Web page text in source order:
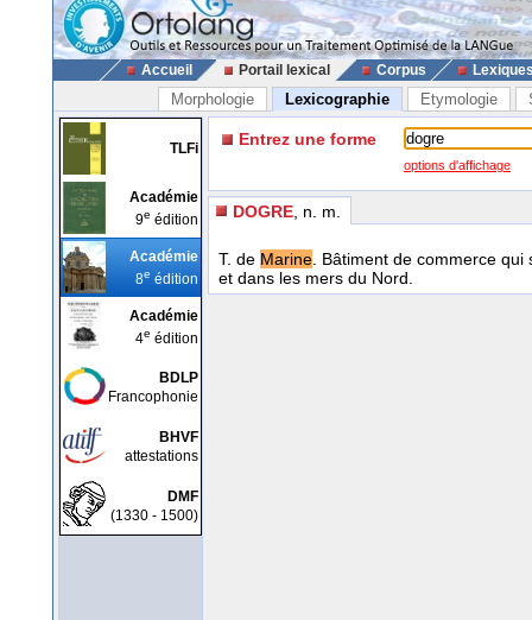
Accueil Portail lexical Corpus
Morphologie Lexicographie Etymologie
TLFi
Académie
9e édition
Académie
8e édition
Académie
4e édition
BDLP
Francophonie
BHVF
attestations
DMF
(1330 - 1500)
Entrez une forme
options d'affichage
DOGRE , n. m.
T. de Marine. Bâtiment de commerce
et dans les mers du Nord.